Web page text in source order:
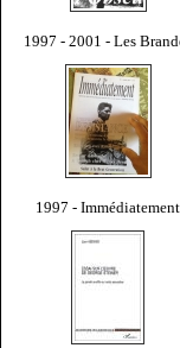
1997 - 2001 - Les
1997 - Immédiatement